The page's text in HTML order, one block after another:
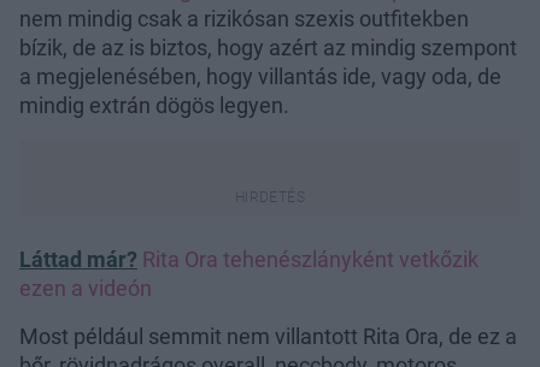
nem mindig csak a rizikósan szexis outfitekben
bízik, de az is biztos, hogy azért az mindig szempont
a megjelenésében, hogy villantás ide, vagy oda, de
mindig extrán dögös legyen.
Láttad már? Rita Ora tehenészlányként vetkőzik
ezen a videón
Most például semmit nem villantott Rita Ora, de ez a